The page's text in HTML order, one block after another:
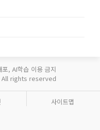
, AI학습 이용 금지
All rights reserved
사이트맵